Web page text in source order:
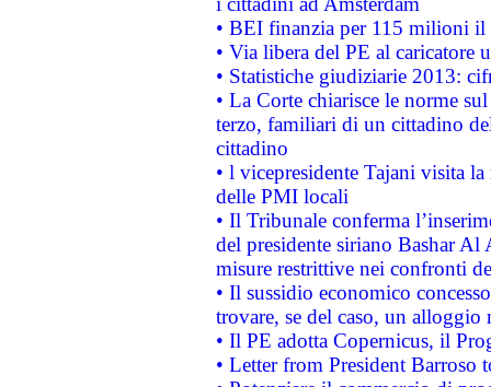
• BEI finanzia per 115 milioni
• Via libera del PE al caricatore
• Statistiche giudiziarie 2013:
• La Corte chiarisce le norme
terzo, familiari di un cittadino
cittadino
• l vicepresidente Tajani visita
delle PMI locali
• Il Tribunale conferma
del presidente siriano Bashar Al
misure restrittive nei confronti
• Il sussidio economico
trovare, se del caso, un
• Il PE adotta Copernicus, il
• Letter from President Barroso